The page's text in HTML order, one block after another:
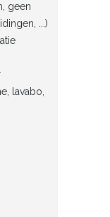
geen
...)
lavabo,